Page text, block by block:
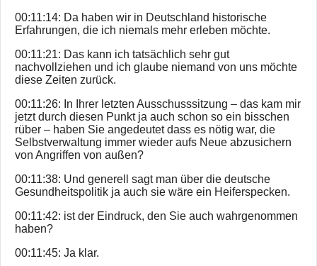
00:11:14: Da haben wir in Deutschland historische
Erfahrungen, die ich niemals mehr erleben möchte.
00:11:21: Das kann ich tatsächlich sehr gut
nachvollziehen und ich glaube niemand von uns möchte
diese Zeiten zurück.
00:11:26: In Ihrer letzten Ausschusssitzung – das kam mir
jetzt durch diesen Punkt ja auch schon so ein bisschen
rüber – haben Sie angedeutet dass es nötig war, die
Selbstverwaltung immer wieder aufs Neue abzusichern
von Angriffen von außen?
00:11:38: Und generell sagt man über die deutsche
Gesundheitspolitik ja auch sie wäre ein Heiferspecken.
00:11:42: ist der Eindruck, den Sie auch wahrgenommen
haben?
00:11:45: Ja klar.